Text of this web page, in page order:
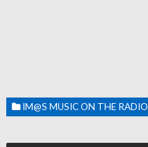
IM@S MUSIC ON THE RADIO